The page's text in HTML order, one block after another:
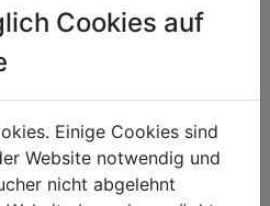
FAIRNESS
Nicht immer ist der günstigste Preis
auch ein guter Preis. Wir handeln
Cookies auf
Einige Cookies sind
Website notwendig und
nicht abgelehnt